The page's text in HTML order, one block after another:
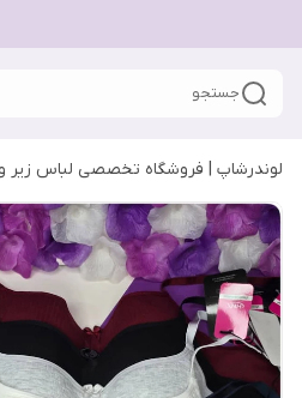
جستجو
لوندرشاپ | فروشگاه تخصصی لباس زیر و